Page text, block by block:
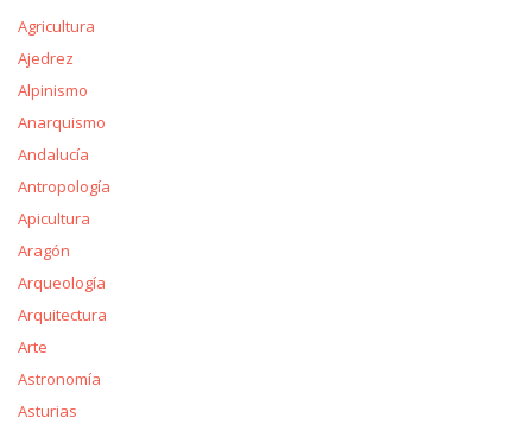
Agricultura
Ajedrez
Alpinismo
Anarquismo
Andalucía
Antropología
Apicultura
Aragón
Arqueología
Arquitectura
Arte
Astronomía
Asturias